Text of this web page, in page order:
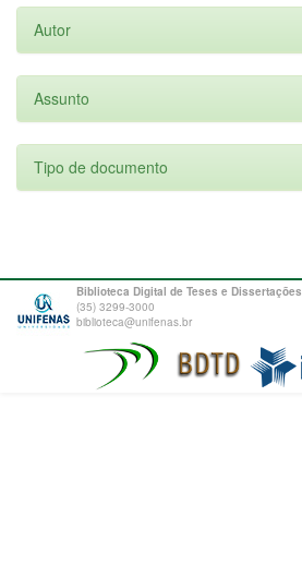
Autor
Assunto
Tipo de documento
Biblioteca Digital de Teses e Dissertações
(35) 3299-3000
biblioteca@unifenas.br